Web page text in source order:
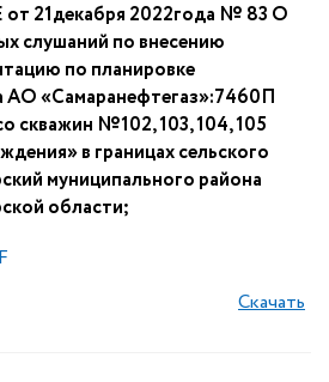
21декабря 2022года № 83 О
слушаний по внесению
по планировке
АО «Самаранефтегаз»:7460П
скважин №102, 103, 104, 105
в границах сельского
муниципального района
области;
Скачать